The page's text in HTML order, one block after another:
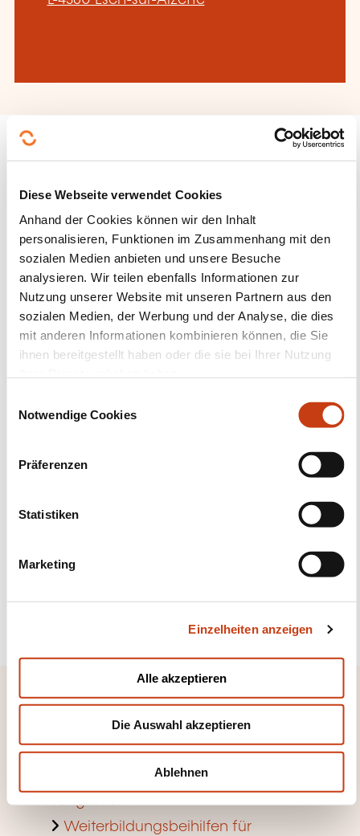
Diese Webseite verwendet Cookies
Anhand der Cookies können wir den Inhalt
personalisieren, Funktionen im Zusammenhang mit den
sozialen Medien anbieten und unsere Besuche
analysieren. Wir teilen ebenfalls Informationen zur
Nutzung unserer Website mit unseren Partnern aus den
sozialen Medien, der Werbung und der Analyse, die dies
mit anderen Informationen kombinieren können, die Sie
ihnen bereitgestellt haben oder die sie bei Ihrer Nutzung
Notwendige Cookies
Präferenzen
Statistiken
Marketing
Einzelheiten anzeigen
Alle akzeptieren
Die Auswahl akzeptieren
Ablehnen
Folgen Sie uns!
Facebook
TwitterLinkedInYouTube
Kontakt mit uns aufnehmen
Abonnieren Sie Formanews,
lebenslangen Lernens
Schneller Zugang
suchen
Tätigkeiten
Weiterbildungsbeihilfen für